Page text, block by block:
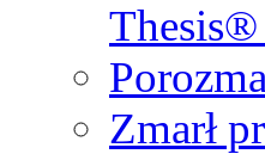
Thesis®
Zmarł